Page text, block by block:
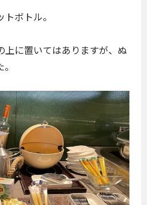
ボトル。
上に置いてはありますが、ぬ